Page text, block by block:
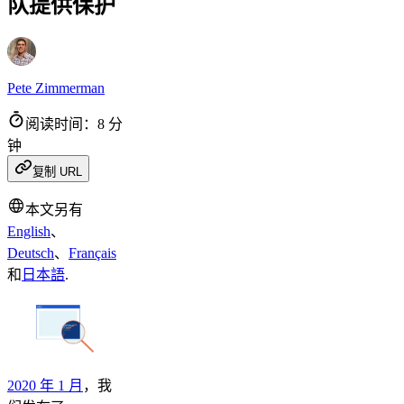
队提供保护
Pete Zimmerman
阅读时间：8 分
钟
复制 URL
本文另有
English、
Deutsch、 Français
和 日本語.
2020 年 1 月 ，我